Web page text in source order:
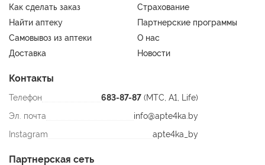
Как сделать заказ
Страхование
Найти аптеку
Партнерские программы
Самовывоз из аптеки
О нас
Доставка
Новости
Контакты
Телефон 683-87-87 (МТС, A1, Life)
Эл. почта
info@apte4ka.by
Instagram
apte4ka_by
Партнерская сеть